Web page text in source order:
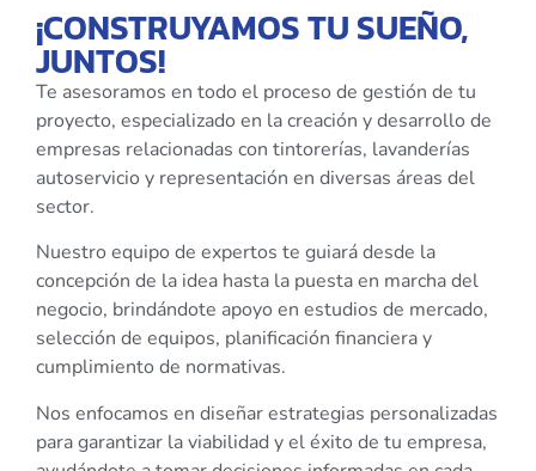
¡CONSTRUYAMOS TU SUEÑO,
JUNTOS!
Te asesoramos en todo el proceso de gestión de tu
proyecto, especializado en la creación y desarrollo de
empresas relacionadas con tintorerías, lavanderías
autoservicio y representación en diversas áreas del
sector.
Nuestro equipo de expertos te guiará desde la
concepción de la idea hasta la puesta en marcha del
negocio, brindándote apoyo en estudios de mercado,
selección de equipos, planificación financiera y
cumplimiento de normativas.
Nos enfocamos en diseñar estrategias personalizadas
para garantizar la viabilidad y el éxito de tu empresa,